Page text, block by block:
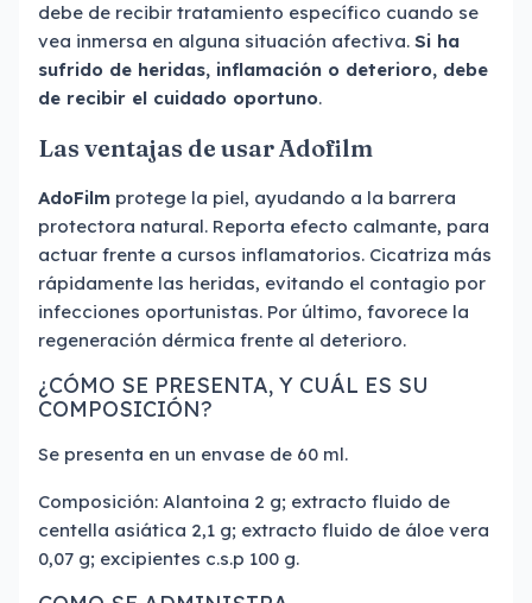
debe de recibir tratamiento específico cuando se
vea inmersa en alguna situación afectiva. Si ha
sufrido de heridas, inflamación o deterioro, debe
de recibir el cuidado oportuno.
Las ventajas de usar Adofilm
AdoFilm protege la piel, ayudando a la barrera
protectora natural. Reporta efecto calmante, para
actuar frente a cursos inflamatorios. Cicatriza más
rápidamente las heridas, evitando el contagio por
infecciones oportunistas. Por último, favorece la
regeneración dérmica frente al deterioro.
¿CÓMO SE PRESENTA, Y CUÁL ES SU
COMPOSICIÓN?
Se presenta en un envase de 60 ml.
Composición: Alantoina 2 g; extracto fluido de
centella asiática 2,1 g; extracto fluido de áloe vera
0,07 g; excipientes c.s.p 100 g.